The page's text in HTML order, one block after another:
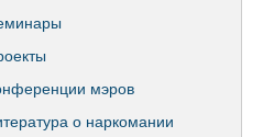
мэров
о наркомании